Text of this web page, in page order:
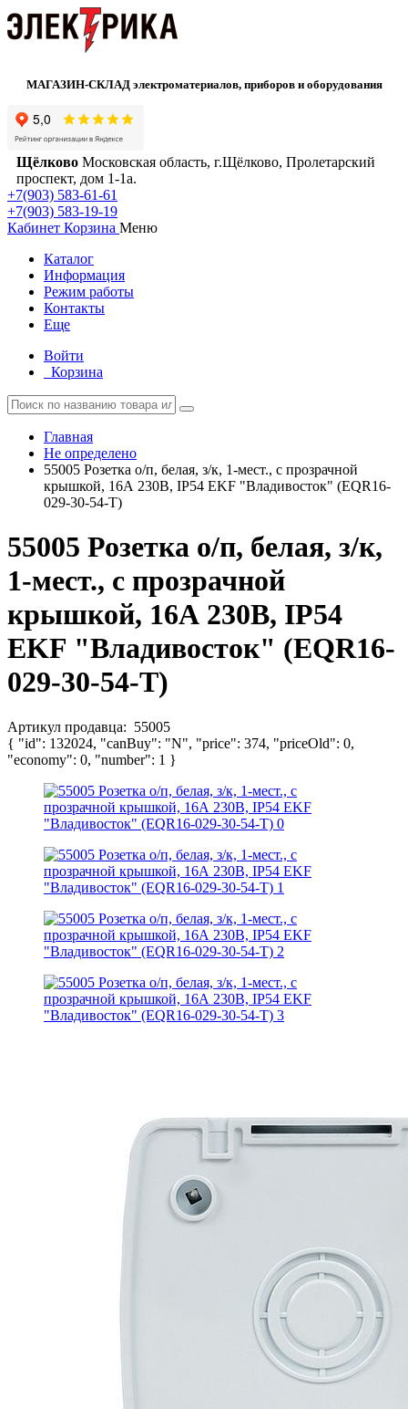
МАГАЗИН-СКЛАД электроматериалов, приборов и оборудования
Щёлково Московская область, г.Щёлково, Пролетарский
проспект, дом 1‑1а.
+7(903) 583-61-61
+7(903) 583-19-19
Кабинет Корзина Меню
Каталог
Информация
Режим работы
Контакты
Еще
Войти
Корзина
Главная
Не определено
55005 Розетка о/п, белая, з/к, 1-мест., с прозрачной
крышкой, 16А 230В, IP54 EKF "Владивосток" (EQR16-
029-30-54-T)
55005 Розетка о/п, белая, з/к,
1-мест., с прозрачной
крышкой, 16А 230В, IP54
EKF "Владивосток" (EQR16-
029-30-54-T)
Артикул продавца: 55005
{ "id": 132024, "canBuy": "N", "price": 374, "priceOld": 0,
"economy": 0, "number": 1 }